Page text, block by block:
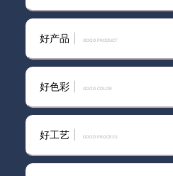
选卡百利
卡百利艺
好产品 GOOD PRODUCT
好色彩 GOOD COLOR
好工艺 GOOD PROCESS